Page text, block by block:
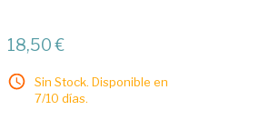
18,50 €
Sin Stock. Disponible en
7/10 días.